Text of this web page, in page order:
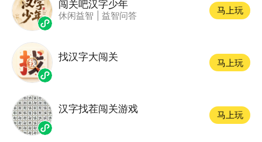
闯关吧汉字少年
休闲益智 益智问答
马上玩
找汉字大闯关
马上玩
汉字找茬闯关游戏
马上玩